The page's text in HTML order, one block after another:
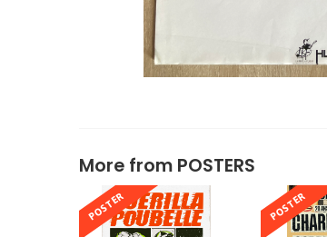
More from POSTERS
POSTER POSTER